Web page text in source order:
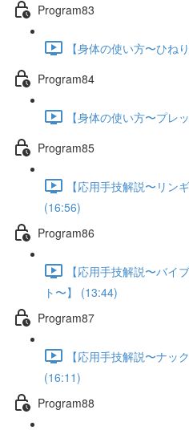
Program83
【身体の使い方〜ひね
Program84
【身体の使い方〜プレ
Program85
【応用手技解説〜リン
(16:56)
Program86
【応用手技解説〜バイ
ト〜】 (13:44)
Program87
【応用手技解説〜ナッ
(16:11)
Program88